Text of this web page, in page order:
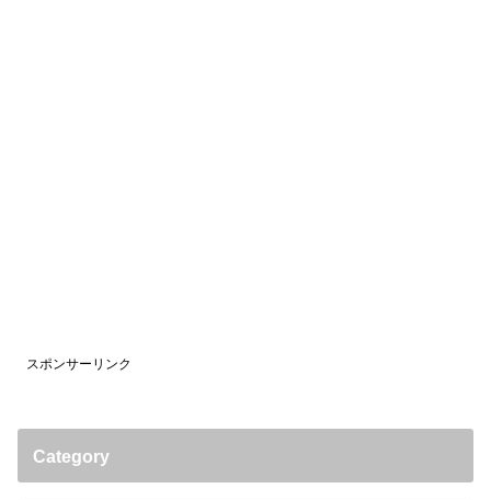
スポンサーリンク
Category